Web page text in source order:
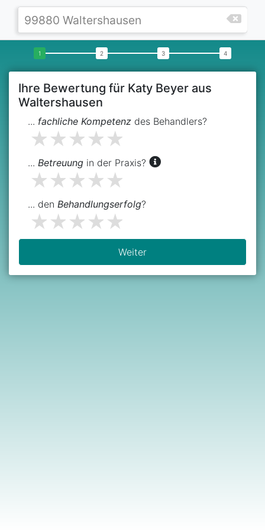
Ihre Bewertung für Katy Beyer aus
Waltershausen
... fachliche Kompetenz des Behandlers?
... Betreuung in der Praxis?
... den Behandlungserfolg?
Weiter